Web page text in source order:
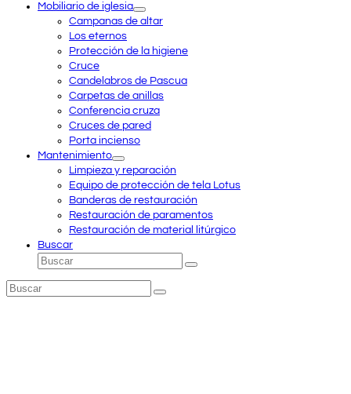
Mobiliario de iglesia
Campanas de altar
Los eternos
Protección de la higiene
Cruce
Candelabros de Pascua
Carpetas de anillas
Conferencia cruza
Cruces de pared
Porta incienso
Mantenimiento
Limpieza y reparación
Equipo de protección de tela Lotus
Banderas de restauración
Restauración de paramentos
Restauración de material litúrgico
Buscar
Buscar
Enviar
Buscar
Enviar